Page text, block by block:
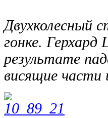
Двухколесный
гонке. Герхард
результате
висящие части